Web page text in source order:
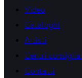
Video
Cataloghi
Artisti
Centri
Contatti